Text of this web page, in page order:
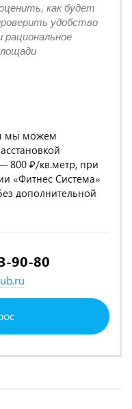
мы можем
800 ₽/кв.метр, при
«Фитнес Система»
дополнительной
90-80
как будет
удобство
рациональное